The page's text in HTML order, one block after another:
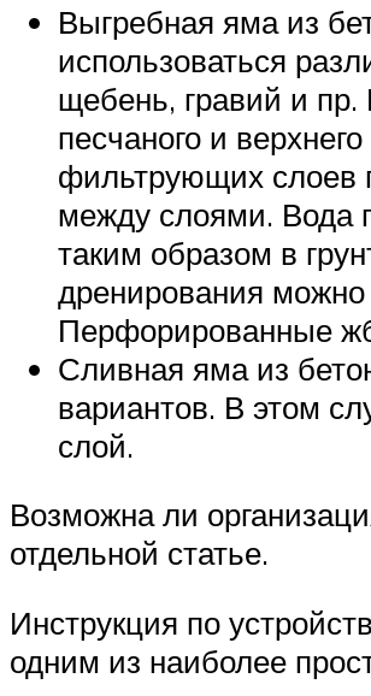
Выгребная яма из
использоваться
щебень, гравий и
песчаного и
фильтрующих слоев
между слоями. Вода
таким образом в
дренирования можно
Перфорированные
Сливная яма из
вариантов. В этом
слой.
Возможна ли
отдельной статье.
Инструкция по
одним из наиболее